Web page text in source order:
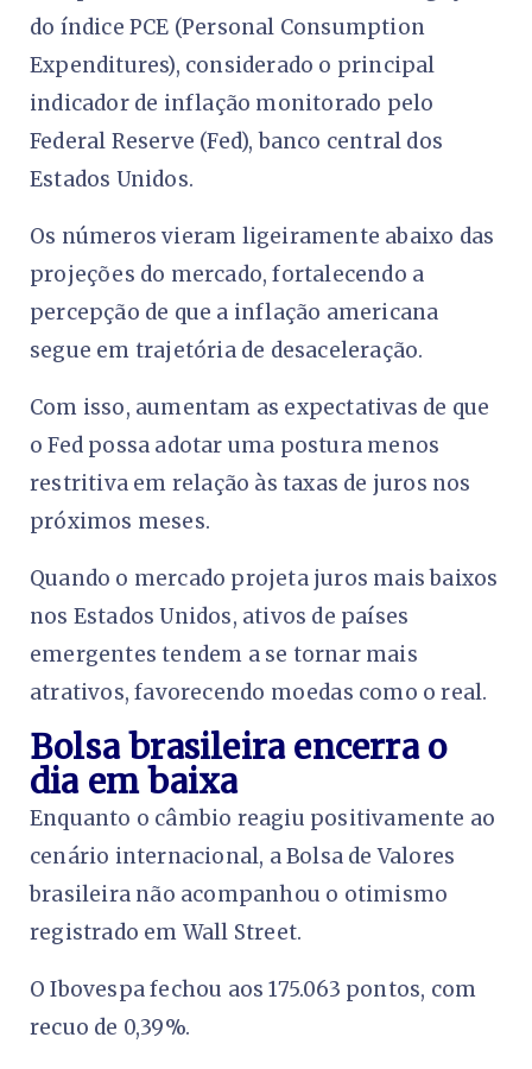
do índice PCE (Personal Consumption
Expenditures), considerado o principal
indicador de inflação monitorado pelo
Federal Reserve (Fed), banco central dos
Estados Unidos.
Os números vieram ligeiramente abaixo das
projeções do mercado, fortalecendo a
percepção de que a inflação americana
segue em trajetória de desaceleração.
Com isso, aumentam as expectativas de que
o Fed possa adotar uma postura menos
restritiva em relação às taxas de juros nos
próximos meses.
Quando o mercado projeta juros mais baixos
nos Estados Unidos, ativos de países
emergentes tendem a se tornar mais
atrativos, favorecendo moedas como o real.
Bolsa brasileira encerra o
dia em baixa
Enquanto o câmbio reagiu positivamente ao
cenário internacional, a Bolsa de Valores
brasileira não acompanhou o otimismo
registrado em Wall Street.
O Ibovespa fechou aos 175.063 pontos, com
recuo de 0,39%.